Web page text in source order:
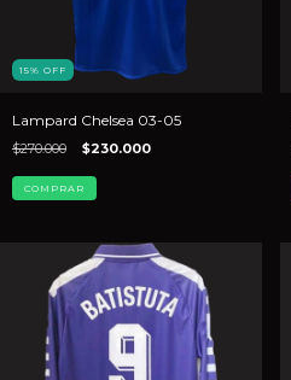
15% OFF
Lampard Chelsea 03-05
$270.000 $230.000
COMPRAR